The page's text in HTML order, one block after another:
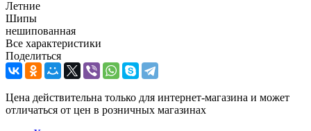
Летние
Шипы
нешипованная
Все характеристики
Поделиться
Цена действительна только для интернет-магазина и может
отличаться от цен в розничных магазинах